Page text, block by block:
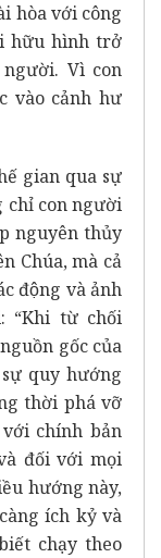
hòa với công
hữu hình trở
Vì con
vào cảnh hư
gian qua sự
chỉ con người
nguyên thủy
Chúa, mà cả
động và ảnh
“Khi từ chối
gốc của
quy hướng
thời phá vỡ
chính bản
đối với mọi
hướng này,
ích kỷ và
chạy theo